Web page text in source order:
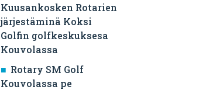
Kuusankosken Rotarien
järjestäminä Koksi
Golfin golfkeskuksesa
Kouvolassa
Rotary SM Golf
Kouvolassa pe